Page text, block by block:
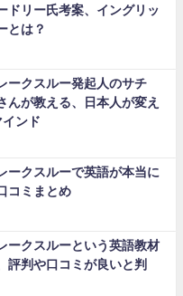
ドリー氏考案、イングリッ
とは？
ークスルー発起人のサチ
んが教える、日本人が変え
ンド
ークスルーで英語が本当に
コミまとめ
ークスルーという英語教材
評判や口コミが良いと判